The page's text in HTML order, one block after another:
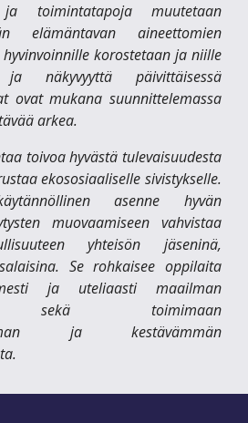
ja toimintatapoja muutetaan
elämäntavan aineettomien
korostetaan ja niille
näkyvyyttä päivittäisessä
ovat mukana suunnittelemassa
arkea.
toivoa hyvästä tulevaisuudesta
ekososiaaliselle sivistykselle.
asenne hyvän
muovaamiseen vahvistaa
yhteisön jäseninä,
Se rohkaisee oppilaita
ja uteliaasti maailman
sekä toimimaan
ja kestävämmän